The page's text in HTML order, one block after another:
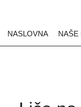
NASLOVNA NAŠE